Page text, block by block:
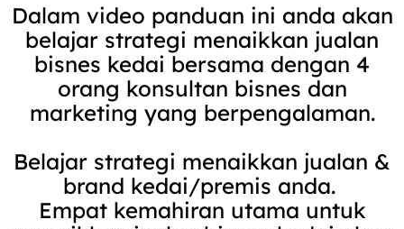
Dalam video panduan ini anda akan
belajar strategi menaikkan jualan
bisnes kedai bersama dengan 4
orang konsultan bisnes dan
marketing yang berpengalaman.
Belajar strategi menaikkan jualan &
brand kedai/premis anda.
Empat kemahiran utama untuk